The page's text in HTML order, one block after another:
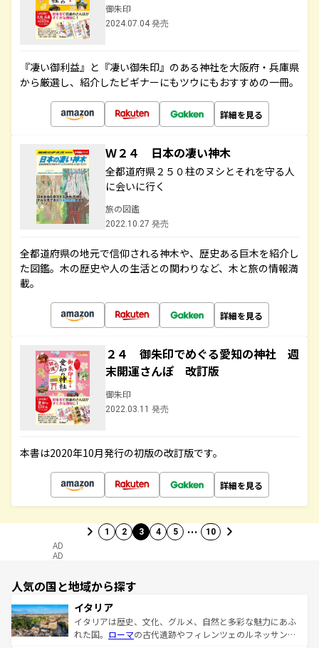
御朱印
2024.07.04 発売
『凄い御利益』と『凄い御朱印』のある神社を大阪府・兵庫県
から厳選し、紹介したビギナーにもツウにもおすすめの一冊。
詳細を見る
Ｗ２４ 日本の凄い神木
全都道府県２５０柱のヌシとそれを守る人
に会いに行く
旅の図鑑
2022.10.27 発売
全都道府県の地元で信仰される神木や、歴史ある巨木を紹介し
た図鑑。木の歴史や人の生活との関わりなど、木と旅の情報満
載。
詳細を見る
２４ 御朱印でめぐる愛知の神社 週
末開運さんぽ 改訂版
御朱印
2022.03.11 発売
本書は2020年10月発行の初版の改訂版です。
詳細を見る
1 2 3 4 5 … 10
AD
AD
人気の国と地域から探す
イタリア
イタリアは歴史、文化、グルメ、自然と多彩な魅力にあふ
れた国。 ローマの古代遺跡やフィレンツェのルネッサンス